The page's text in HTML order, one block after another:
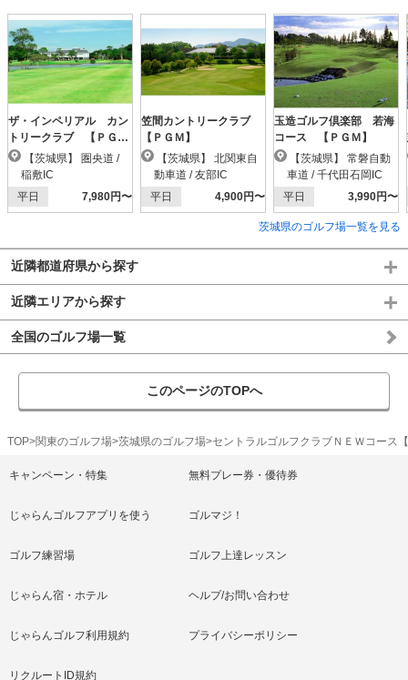
ザ・インペリアル カン
トリークラブ 【ＰＧ
Ｍ】
稲敷IC
平日
7,980円〜
笠間カントリークラブ
【ＰＧＭ】
動車道 / 友部IC
平日
4,900円〜
玉造ゴルフ倶楽部 若海
コース 【ＰＧＭ】
車道 / 千代田石岡IC
平日
3,990円〜
茨城県のゴルフ場一覧を見る
近隣都道府県から探す
近隣エリアから探す
全国のゴルフ場一覧
このページのTOPへ
TOP 関東のゴルフ場 茨城県のゴルフ場 セントラルゴルフクラブＮＥＷコース
キャンペーン・特集 無料プレー券・優待券
じゃらんゴルフアプリを使う ゴルマジ！
ゴルフ練習場 ゴルフ上達レッスン
じゃらん宿・ホテル ヘルプ/お問い合わせ
じゃらんゴルフ利用規約 プライバシーポリシー
リクルートID規約